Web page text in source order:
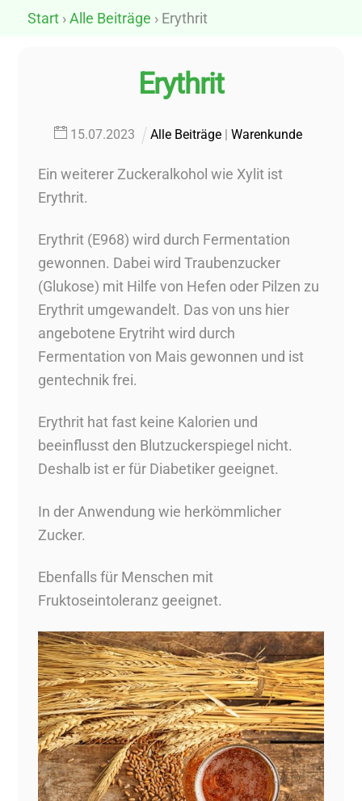
Start›Alle Beiträge › Erythrit
Erythrit
15.07.2023 Alle Beiträge |Warenkunde
Ein weiterer Zuckeralkohol wie Xylit ist
Erythrit.
Erythrit (E968) wird durch Fermentation
gewonnen. Dabei wird Traubenzucker
(Glukose) mit Hilfe von Hefen oder Pilzen zu
Erythrit umgewandelt. Das von uns hier
angebotene Erytriht wird durch
Fermentation von Mais gewonnen und ist
gentechnik frei.
Erythrit hat fast keine Kalorien und
beeinflusst den Blutzuckerspiegel nicht.
Deshalb ist er für Diabetiker geeignet.
In der Anwendung wie herkömmlicher
Zucker.
Ebenfalls für Menschen mit
Fruktoseintoleranz geeignet.